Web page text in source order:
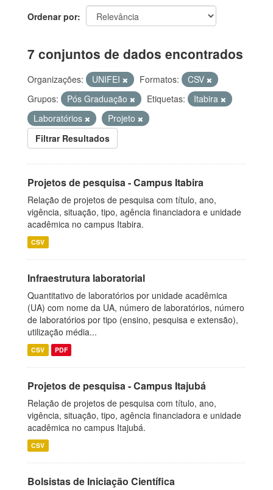
Ordenar por
7 conjuntos de dados encontrados
Organizações: UNIFEI Formatos:
CSV
Grupos:
Pós Graduação Etiquetas:
Itabira
Laboratórios
Projeto
Filtrar Resultados
Projetos de pesquisa - Campus Itabira
Relação de projetos de pesquisa com título, ano,
vigência, situação, tipo, agência financiadora e unidade
acadêmica no campus Itabira.
CSV
Infraestrutura laboratorial
Quantitativo de laboratórios por unidade acadêmica
(UA) com nome da UA, número de laboratórios, número
de laboratórios por tipo (ensino, pesquisa e extensão),
utilização média...
CSV PDF
Projetos de pesquisa - Campus Itajubá
Relação de projetos de pesquisa com título, ano,
vigência, situação, tipo, agência financiadora e unidade
acadêmica no campus Itajubá.
CSV
Bolsistas de Iniciação Científica